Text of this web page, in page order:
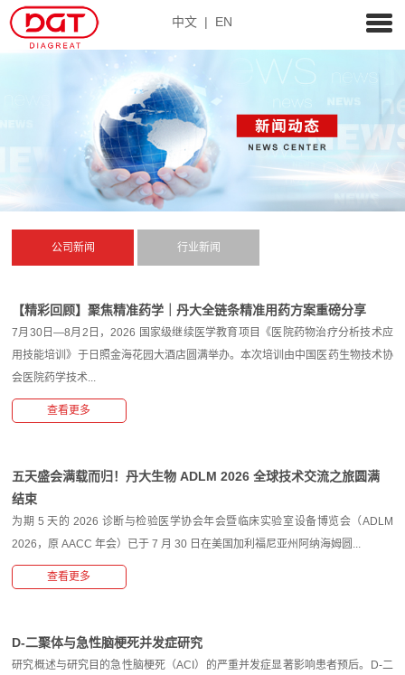
中文 | EN
公司新闻 行业新闻
【精彩回顾】聚焦精准药学｜丹大全链条精准用药方案重磅分享
7月30日—8月2日，2026 国家级继续医学教育项目《医院药物治疗分析技术应
用技能培训》于日照金海花园大酒店圆满举办。本次培训由中国医药生物技术协
会医院药学技术...
查看更多
五天盛会满载而归！丹大生物 ADLM 2026 全球技术交流之旅圆满
结束
为期 5 天的 2026 诊断与检验医学协会年会暨临床实验室设备博览会（ADLM
2026，原 AACC 年会）已于 7 月 30 日在美国加利福尼亚州阿纳海姆圆...
查看更多
D-二聚体与急性脑梗死并发症研究
研究概述与研究目的急性脑梗死（ACI）的严重并发症显著影响患者预后。D-二